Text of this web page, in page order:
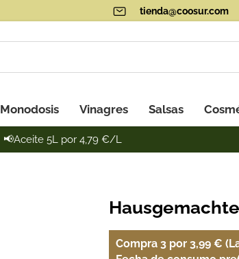
tienda@coosur.com
Monodosis Vinagres Salsas
📢Aceite 5L por 4,79 €/L
Compra 3 por 3,99 €